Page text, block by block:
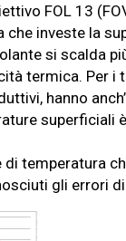
FOL 13
che investe la
si scalda
termica. Per
hanno
superficiali
temperatura
gli errori